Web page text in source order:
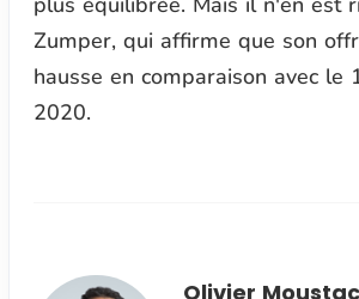
Zumper, qui affirme que son
hausse en comparaison avec le
2020.
Olivier